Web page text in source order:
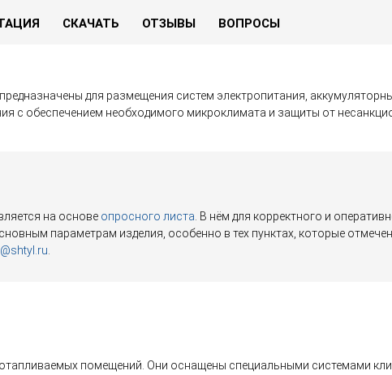
СКАЧАТЬ ОТЗЫВЫ ВОПРОСЫ
для размещения систем электропитания,
с обеспечением необходимого микроклимата и защиты от
на основе опросного листа . В нём для корректного и
параметрам изделия, особенно в тех пунктах, которые
помещений. Они оснащены специальными системами